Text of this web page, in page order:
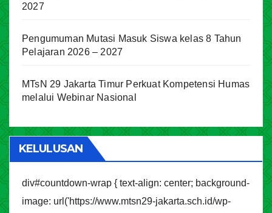
2027
Pengumuman Mutasi Masuk Siswa kelas 8 Tahun
Pelajaran 2026 – 2027
MTsN 29 Jakarta Timur Perkuat Kompetensi Humas
melalui Webinar Nasional
KELULUSAN
div#countdown-wrap { text-align: center; background-
image: url('https://www.mtsn29-jakarta.sch.id/wp-